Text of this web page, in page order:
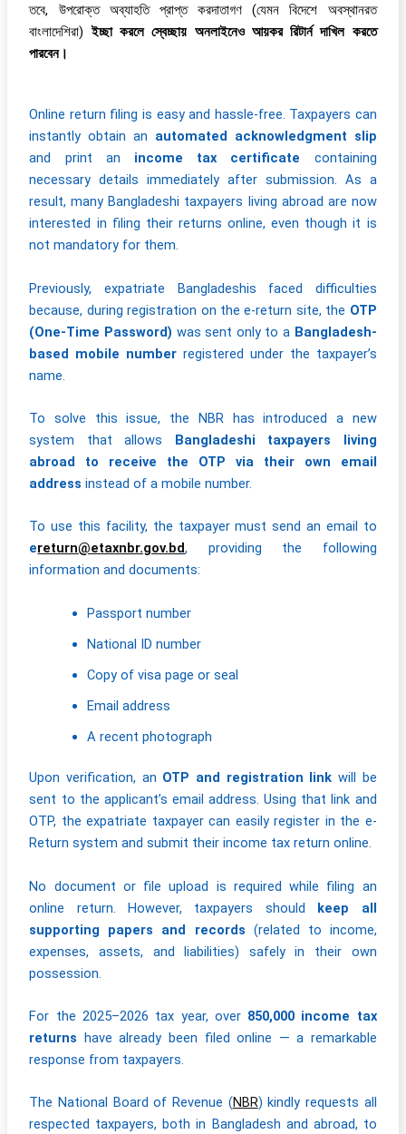
তবে, উপরোক্ত অব্যাহতি প্রাপ্ত করদাতাগণ (যেমন বিদেশে অবস্থানরত
বাংলাদেশিরা)ইচ্ছা করলে স্বেচ্ছায় অনলাইনেও আয়কর রিটার্ন দাখিল করতে
পারবেন।
Online return filing is easy and hassle-free. Taxpayers can
instantly obtain an automated acknowledgment slip
and print an income tax certificate containing
necessary details immediately after submission. As a
result, many Bangladeshi taxpayers living abroad are now
interested in filing their returns online, even though it is
not mandatory for them.
Previously, expatriate Bangladeshis faced difficulties
because, during registration on the e-return site, the OTP
(One-Time Password) was sent only to a Bangladesh-
based mobile number registered under the taxpayer’s
name.
To solve this issue, the NBR has introduced a new
system that allows Bangladeshi taxpayers living
abroad to receive the OTP via their own email
address instead of a mobile number.
To use this facility, the taxpayer must send an email to
ereturn@etaxnbr.gov.bd, providing the following
information and documents:
Passport number
National ID number
Copy of visa page or seal
Email address
A recent photograph
Upon verification, an OTP and registration link will be
sent to the applicant’s email address. Using that link and
OTP, the expatriate taxpayer can easily register in the e-
Return system and submit their income tax return online.
No document or file upload is required while filing an
online return. However, taxpayers should keep all
supporting papers and records (related to income,
expenses, assets, and liabilities) safely in their own
possession.
For the 2025–2026 tax year, over 850,000 income tax
returns have already been filed online — a remarkable
response from taxpayers.
The National Board of Revenue (NBR) kindly requests all
respected taxpayers, both in Bangladesh and abroad, to